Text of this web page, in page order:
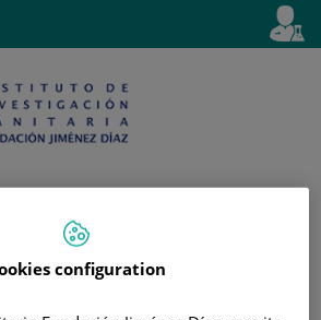
activo
es
configuration